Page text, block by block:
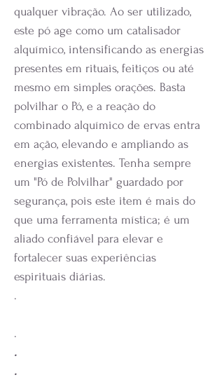
qualquer vibração. Ao ser utilizado,
este pó age como um catalisador
alquímico, intensificando as energias
presentes em rituais, feitiços ou até
mesmo em simples orações. Basta
polvilhar o Pó, e a reação do
combinado alquímico de ervas entra
em ação, elevando e ampliando as
energias existentes. Tenha sempre
um "Pó de Polvilhar" guardado por
segurança, pois este item é mais do
que uma ferramenta mística; é um
aliado confiável para elevar e
fortalecer suas experiências
espirituais diárias.
.
.
.
.